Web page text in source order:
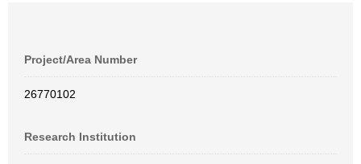
Project/Area Number
26770102
Research Institution